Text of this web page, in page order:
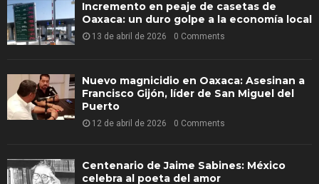
Incremento en peaje de casetas de
Oaxaca: un duro golpe a la economía local
13 de abril de 2026 0 Comments
Nuevo magnicidio en Oaxaca: Asesinan a
Francisco Gijón, líder de San Miguel del
Puerto
12 de abril de 2026 0 Comments
Centenario de Jaime Sabines: México
celebra al poeta del amor